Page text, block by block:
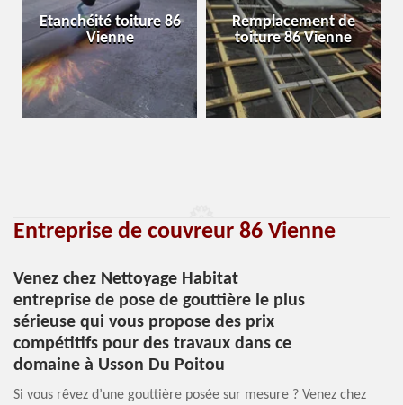
Etanchéité toiture 86
Vienne
Remplacement de
toiture 86 Vienne
Entreprise de couvreur 86 Vienne
Venez chez Nettoyage Habitat
entreprise de pose de gouttière le plus
sérieuse qui vous propose des prix
compétitifs pour des travaux dans ce
domaine à Usson Du Poitou
Si vous rêvez d’une gouttière posée sur mesure ? Venez chez